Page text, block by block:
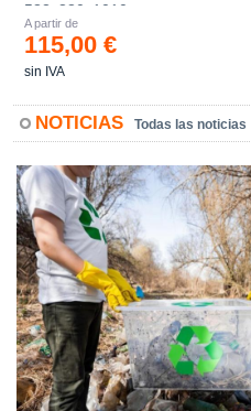
583x880x1010 mm
A partir de
115,00 €
sin IVA
NOTICIAS Todas las noticias